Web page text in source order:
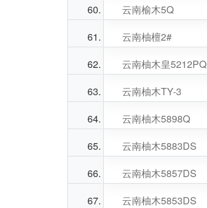
云南榆木5Q
云南柚檀2#
云南柚木皇5212PQ
云南柚木TY-3
云南柚木5898Q
云南柚木5883DS
云南柚木5857DS
云南柚木5853DS